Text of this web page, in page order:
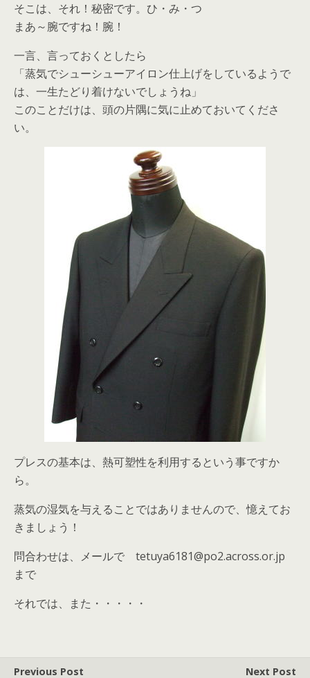
そこは、それ！秘密です。ひ・み・つ
まあ～腕ですね！腕！
一言、言っておくとしたら
「蒸気でシューシューアイロン仕上げをしているようで
は、一生たどり着けないでしょうね」
このことだけは、頭の片隅に気に止めておいてくださ
い。
プレスの基本は、熱可塑性を利用するという事ですか
ら。
蒸気の湿気を与えることではありませんので、憶えてお
きましょう！
問合わせは、メールで tetuya6181@po2.across.or.jp
まで
それでは、また・・・・・
Previous Post Next Post